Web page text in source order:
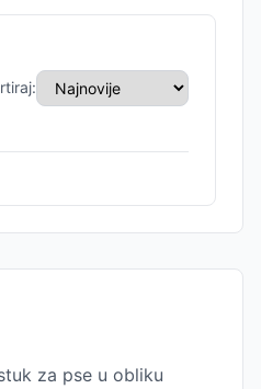
za pse u obliku